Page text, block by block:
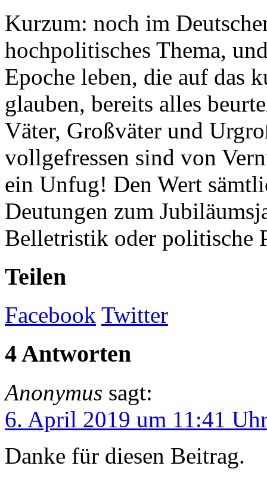
Kurzum: noch im
hochpolitisches Thema,
Epoche leben, die auf das
glauben, bereits alles
Väter, Großväter und
vollgefressen sind von
ein Unfug! Den Wert
Deutungen zum
Belletristik oder politische
Teilen
Facebook Twitter
4 Antworten
Anonymus sagt:
6. April 2019 um 11:41
Danke für diesen Beitrag.